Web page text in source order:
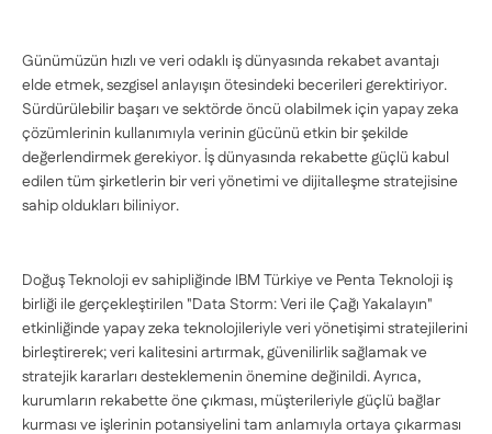
Günümüzün hızlı ve veri odaklı iş dünyasında rekabet avantajı
elde etmek, sezgisel anlayışın ötesindeki becerileri gerektiriyor.
Sürdürülebilir başarı ve sektörde öncü olabilmek için yapay zeka
çözümlerinin kullanımıyla verinin gücünü etkin bir şekilde
değerlendirmek gerekiyor. İş dünyasında rekabette güçlü kabul
edilen tüm şirketlerin bir veri yönetimi ve dijitalleşme stratejisine
sahip oldukları biliniyor.
Doğuş Teknoloji ev sahipliğinde IBM Türkiye ve Penta Teknoloji iş
birliği ile gerçekleştirilen "Data Storm: Veri ile Çağı Yakalayın"
etkinliğinde yapay zeka teknolojileriyle veri yönetişimi stratejilerini
birleştirerek; veri kalitesini artırmak, güvenilirlik sağlamak ve
stratejik kararları desteklemenin önemine değinildi. Ayrıca,
kurumların rekabette öne çıkması, müşterileriyle güçlü bağlar
kurması ve işlerinin potansiyelini tam anlamıyla ortaya çıkarması